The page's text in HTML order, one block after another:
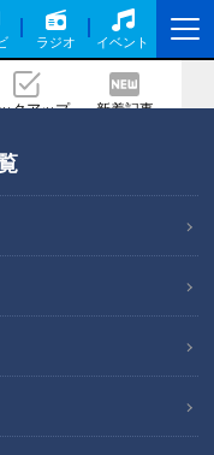
ラジオ イベント
クアップ 新着記事